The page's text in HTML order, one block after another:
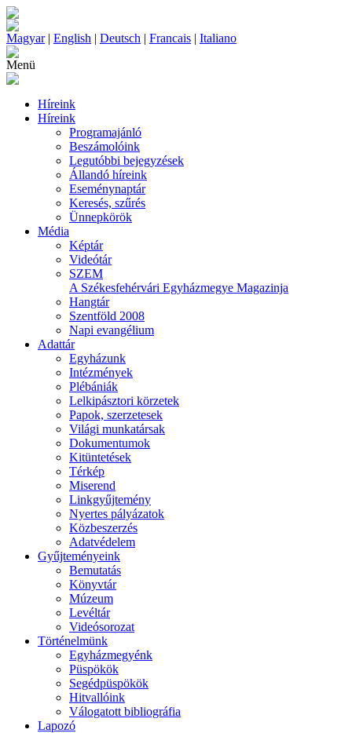
Magyar| English | Deutsch | Francais | Italiano
Menü
Híreink
Híreink
Programajánló
Beszámolóink
Legutóbbi bejegyzések
Állandó híreink
Eseménynaptár
Keresés, szűrés
Ünnepkörök
Média
Képtár
Videótár
SZEM
A Székesfehérvári Egyházmegye Magazinja
Hangtár
Szentföld 2008
Napi evangélium
Adattár
Egyházunk
Intézmények
Plébániák
Lelkipásztori körzetek
Papok, szerzetesek
Világi munkatársak
Dokumentumok
Kitüntetések
Térkép
Miserend
Linkgyűjtemény
Nyertes pályázatok
Közbeszerzés
Adatvédelem
Gyűjteményeink
Bemutatás
Könyvtár
Múzeum
Levéltár
Videósorozat
Történelmünk
Egyházmegyénk
Püspökök
Segédpüspökök
Hitvallóink
Válogatott bibliográfia
Lapozó